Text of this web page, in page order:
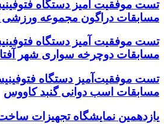
تست موفقیت آمیز دستگاه
مسابقات دراگون مجموعه ورزشی
تست موفقیت آمیز دستگاه
مسابقات دوچرخه سواری شهر
تست موفقیت‌آمیز دستگاه
مسابقات اسب دوانی گنبد کاووس
یازدهمین نمایشگاه تجهیزات